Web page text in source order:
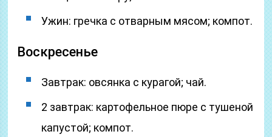
Ужин: гречка с отварным мясом; компот.
Воскресенье
Завтрак: овсянка с курагой; чай.
2 завтрак: картофельное пюре с тушеной
капустой; компот.